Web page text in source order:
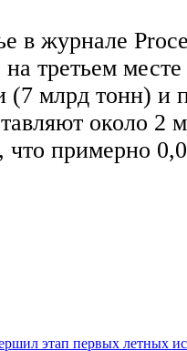
в журнале
третьем
(7 млрд тонн) и
около 2
что примерно